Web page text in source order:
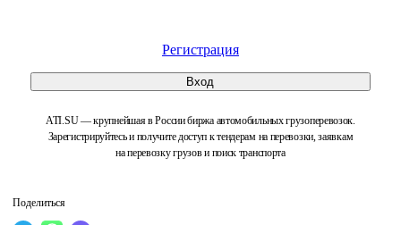
Регистрация
Вход
ATI.SU — крупнейшая в России биржа автомобильных грузоперевозок.
Зарегистрируйтесь и получите доступ к тендерам на перевозки, заявкам
на перевозку грузов и поиск транспорта
Поделиться